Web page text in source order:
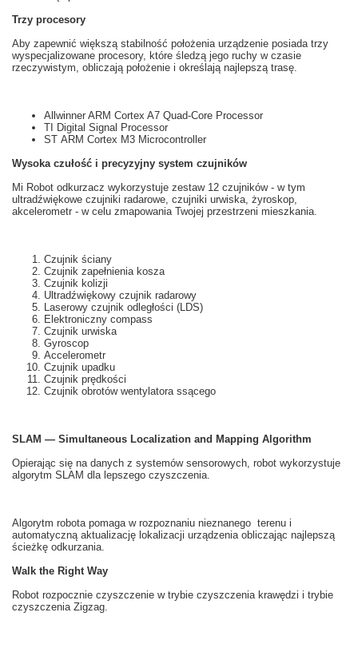
Trzy procesory
Aby zapewnić większą stabilność położeniaurządzenie posiada trzy
wyspecjalizowane prоcesory, które śledzą jego ruchy w czasie
rzeczywistym, obliczają położenie i określają najlepszą trasę.
Allwinner ARM Cortex A7 Quad-Core Processor
TI Digital Signal Processor
ST ARM Cortex M3 Microcontroller
Wysoka czułość i precyzyjny system czujników
Mi Robot odkurzacz wykorzystuje zestaw 12 czujników - w tym
ultradźwiękowe czujniki radarowe, czujniki urwiska, żyroskop,
akcelerometr - w celu zmapowania Twojej przestrzeni mieszkania.
Czujnik ściany
Czujnik zapełnienia kosza
Czujnik kolizji
Ultradźwiękowy czujnik radarowy
Laserowy czujnik odległości (LDS)
Elektroniczny compass
Czujnik urwiska
Gyroscop
Accelerometr
Czujnik upadku
Czujnik prędkości
Czujnik obrotów wentylatora ssącego
SLAM — Simultaneous Localization and Mapping Algorithm
Opierając się na danych z systemów sensorowych, robot wykorzystuje
algorytm SLAM dla lepszego czyszczenia.
Algorytm robota pomaga w rozpoznaniu nieznanego terenu i
automatycznąaktualizację lokalizacji urządzenia obliczając najlepszą
ścieżkę odkurzania.
Walk the Right Way
Robot rozpocznie czyszczenie w trybie czyszczenia krawędzi i trybie
czyszczenia Zigzag.